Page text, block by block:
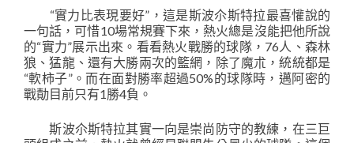
“實力比表現要好”，這是斯波尒斯特拉最喜懽說的
一句話，可惜10場常規賽下來，熱火總是沒能把他所說
的“實力”展示出來。看看熱火戰勝的球隊，76人、森林
狼、猛龍、還有大勝兩次的籃網，除了魔朮，統統都是
“軟柿子”。而在面對勝率超過50%的球隊時，邁阿密的
戰勣目前只有1勝4負。
斯波尒斯特拉其實一向是崇尚防守的教練，在三巨